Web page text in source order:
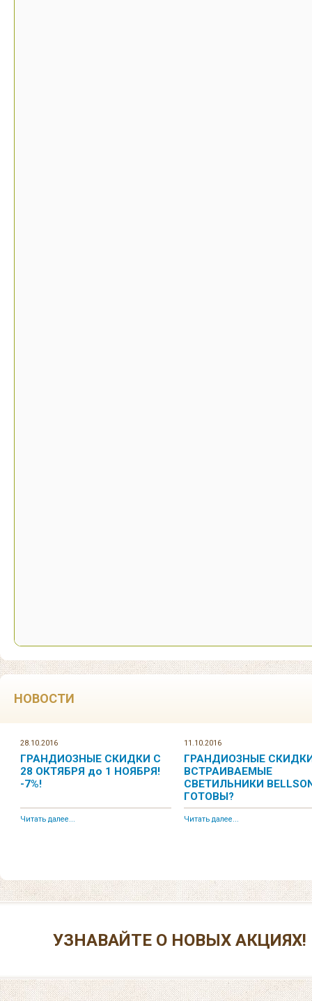
НОВОСТИ
28.10.2016
ГРАНДИОЗНЫЕ СКИДКИ С
28 ОКТЯБРЯ до 1 НОЯБРЯ!
-7%!
Читать далее...
11.10.2016
ГРАНДИОЗНЫЕ
ВСТРАИВАЕМЫЕ
СВЕТИЛЬНИКИ
ГОТОВЫ?
Читать далее...
УЗНАВАЙТЕ О НОВЫХ АКЦИЯХ!